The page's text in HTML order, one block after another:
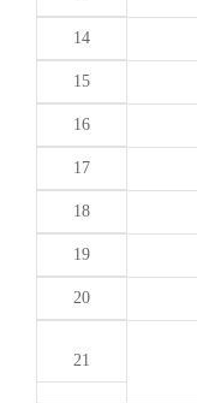
14
15
16
17
18
19
20
21